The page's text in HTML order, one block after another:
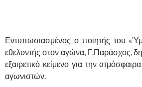
Εντυπωσιασμένος ο ποιητής του
εθελοντής στον αγώνα, Γ.Παράσχος,
εξαιρετικό κείμενο για την
αγωνιστών.